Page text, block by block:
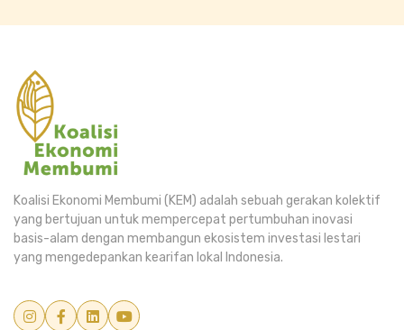
Koalisi Ekonomi Membumi (KEM) adalah sebuah gerakan kolektif
yang bertujuan untuk mempercepat pertumbuhan inovasi
basis-alam dengan membangun ekosistem investasi lestari
yang mengedepankan kearifan lokal Indonesia.